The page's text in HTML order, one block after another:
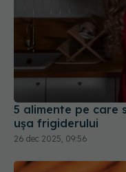
5 alimente pe care
ușa frigiderului
26 dec 2025, 09:56